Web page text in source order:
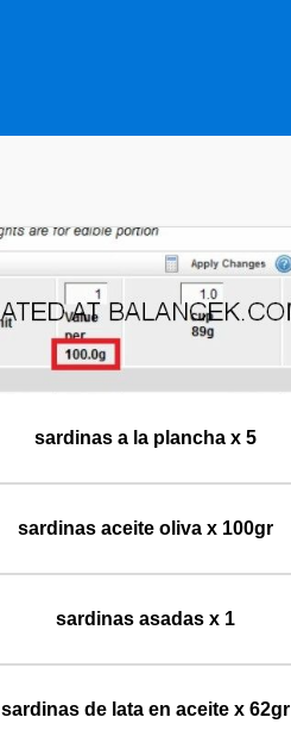
sardinas a la plancha x 5
sardinas aceite oliva x 100gr
sardinas asadas x 1
sardinas de lata en aceite x 62gr